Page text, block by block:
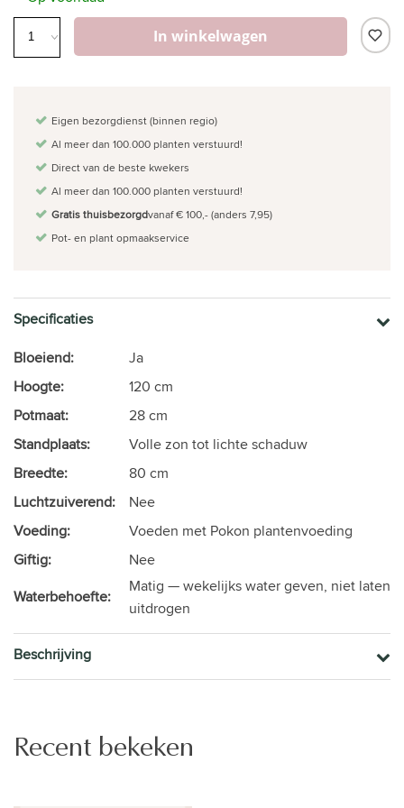
In winkelwagen
Eigen bezorgdienst (binnen regio)
Al meer dan 100.000 planten verstuurd!
Direct van de beste kwekers
Al meer dan 100.000 planten verstuurd!
Gratis thuisbezorgdvanaf € 100,- (anders 7,95)
Pot- en plant opmaakservice
Specificaties
Bloeiend:
Ja
Hoogte:
120 cm
Potmaat:
28 cm
Standplaats:
Volle zon tot lichte schaduw
Breedte:
80 cm
Luchtzuiverend:
Nee
Voeding:
Voeden met Pokon plantenvoeding
Giftig:
Nee
Waterbehoefte:
Matig — wekelijks water geven, niet laten
uitdrogen
Beschrijving
Recent bekeken